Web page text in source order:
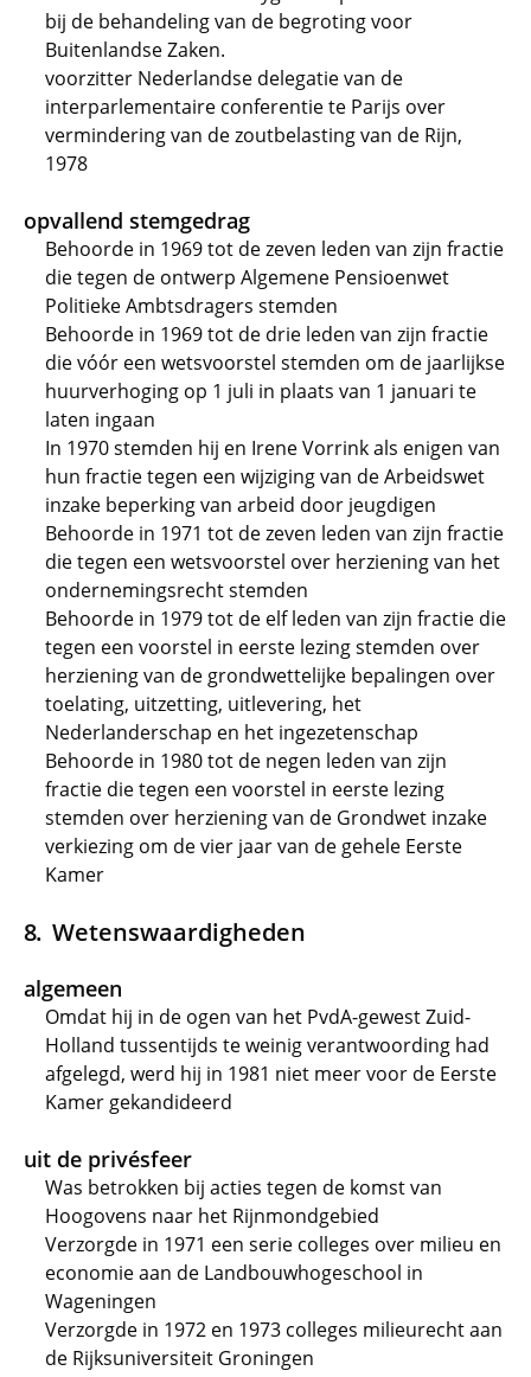
bij de behandeling van de begroting voor
Buitenlandse Zaken.
voorzitter Nederlandse delegatie van de
interparlementaire conferentie te Parijs over
vermindering van de zoutbelasting van de Rijn,
1978
opvallend stemgedrag
Behoorde in 1969 tot de zeven leden van zijn fractie
die tegen de ontwerp Algemene Pensioenwet
Politieke Ambtsdragers stemden
Behoorde in 1969 tot de drie leden van zijn fractie
die vóór een wetsvoorstel stemden om de jaarlijkse
huurverhoging op 1 juli in plaats van 1 januari te
laten ingaan
In 1970 stemden hij en Irene Vorrink als enigen van
hun fractie tegen een wijziging van de Arbeidswet
inzake beperking van arbeid door jeugdigen
Behoorde in 1971 tot de zeven leden van zijn fractie
die tegen een wetsvoorstel over herziening van het
ondernemingsrecht stemden
Behoorde in 1979 tot de elf leden van zijn fractie die
tegen een voorstel in eerste lezing stemden over
herziening van de grondwettelijke bepalingen over
toelating, uitzetting, uitlevering, het
Nederlanderschap en het ingezetenschap
Behoorde in 1980 tot de negen leden van zijn
fractie die tegen een voorstel in eerste lezing
stemden over herziening van de Grondwet inzake
verkiezing om de vier jaar van de gehele Eerste
Kamer
Wetenswaardigheden
algemeen
Omdat hij in de ogen van het PvdA-gewest Zuid-
Holland tussentijds te weinig verantwoording had
afgelegd, werd hij in 1981 niet meer voor de Eerste
Kamer gekandideerd
uit de privésfeer
Was betrokken bij acties tegen de komst van
Hoogovens naar het Rijnmondgebied
Verzorgde in 1971 een serie colleges over milieu en
economie aan de Landbouwhogeschool in
Wageningen
Verzorgde in 1972 en 1973 colleges milieurecht aan
de Rijksuniversiteit Groningen